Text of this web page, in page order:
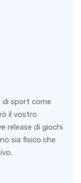
sport come
il vostro
release di giochi
sia fisico che